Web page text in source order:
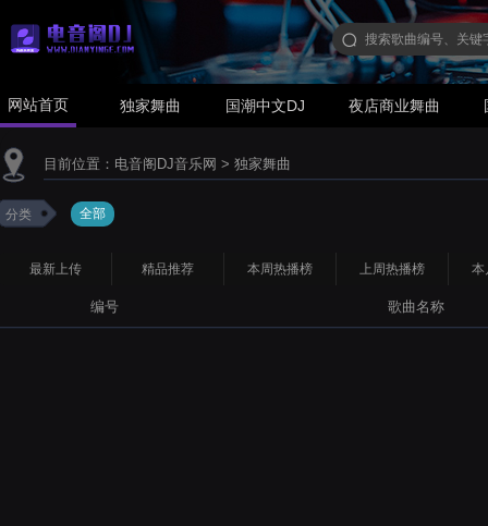
网站首页 独家舞曲 国潮中文DJ 夜店商业舞曲
目前位置： 电音阁DJ音乐网 > 独家舞曲
分类 全部
最新上传 精品推荐 本周热播榜 上周热播榜 本
编号 歌曲名称